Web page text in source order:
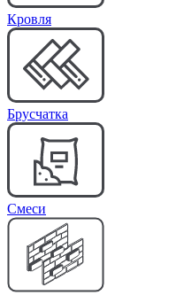
Кровля
Брусчатка
Cмеси